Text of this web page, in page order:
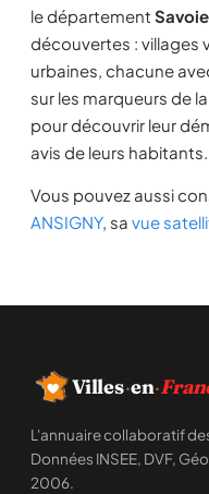
le département Savoie
découvertes : villages
urbaines, chacune
sur les marqueurs de
pour découvrir leur
avis de leurs habitants.
Vous pouvez aussi
ANSIGNY, sa vue
Villes·en·
L'annuaire collaboratif
Données INSEE, DVF,
2006.